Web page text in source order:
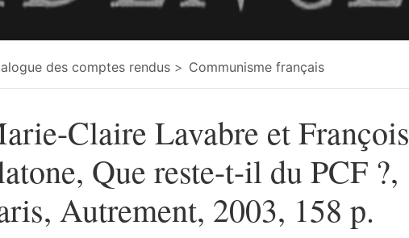
des comptes rendus Communisme français
Claire Lavabre et François
Que reste-t-il du PCF ?,
Autrement, 2003, 158 p.